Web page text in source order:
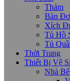
Thảm
Bàn
Xích
Tủ Hồ
Tủ
Thời Trang
Thiết Bị Vệ
Nhà